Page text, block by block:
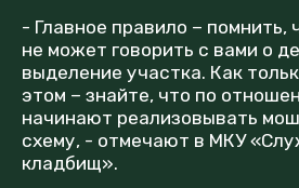
- Главное правило – помнить,
не может говорить с вами о
выделение участка. Как
этом – знайте, что по
начинают реализовывать
схему, - отмечают в МКУ
кладбищ».